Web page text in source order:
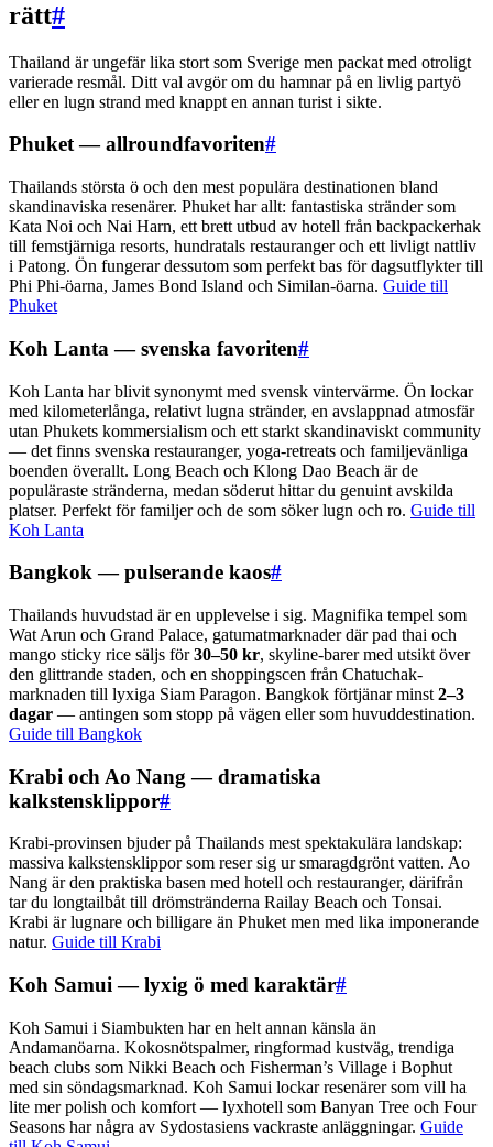
rätt#
Thailand är ungefär lika stort som Sverige men packat med otroligt
varierade resmål. Ditt val avgör om du hamnar på en livlig partyö
eller en lugn strand med knappt en annan turist i sikte.
Phuket — allroundfavoriten#
Thailands största ö och den mest populära destinationen bland
skandinaviska resenärer. Phuket har allt: fantastiska stränder som
Kata Noi och Nai Harn, ett brett utbud av hotell från backpackerhak
till femstjärniga resorts, hundratals restauranger och ett livligt nattliv
i Patong. Ön fungerar dessutom som perfekt bas för dagsutflykter till
Phi Phi-öarna, James Bond Island och Similan-öarna. Guide till
Phuket
Koh Lanta — svenska favoriten#
Koh Lanta har blivit synonymt med svensk vintervärme. Ön lockar
med kilometerlånga, relativt lugna stränder, en avslappnad atmosfär
utan Phukets kommersialism och ett starkt skandinaviskt community
— det finns svenska restauranger, yoga-retreats och familjevänliga
boenden överallt. Long Beach och Klong Dao Beach är de
populäraste stränderna, medan söderut hittar du genuint avskilda
platser. Perfekt för familjer och de som söker lugn och ro. Guide till
Koh Lanta
Bangkok — pulserande kaos#
Thailands huvudstad är en upplevelse i sig. Magnifika tempel som
Wat Arun och Grand Palace, gatumatmarknader där pad thai och
mango sticky rice säljs för30–50 kr, skyline-barer med utsikt över
den glittrande staden, och en shoppingscen från Chatuchak-
marknaden till lyxiga Siam Paragon. Bangkok förtjänar minst 2–3
dagar — antingen som stopp på vägen eller som huvuddestination.
Guide till Bangkok
Krabi och Ao Nang — dramatiska
kalkstensklippor#
Krabi-provinsen bjuder på Thailands mest spektakulära landskap:
massiva kalkstensklippor som reser sig ur smaragdgrönt vatten. Ao
Nang är den praktiska basen med hotell och restauranger, därifrån
tar du longtailbåt till drömstränderna Railay Beach och Tonsai.
Krabi är lugnare och billigare än Phuket men med lika imponerande
natur. Guide till Krabi
Koh Samui — lyxig ö med karaktär#
Koh Samui i Siambukten har en helt annan känsla än
Andamanöarna. Kokosnötspalmer, ringformad kustväg, trendiga
beach clubs som Nikki Beach och Fisherman’s Village i Bophut
med sin söndagsmarknad. Koh Samui lockar resenärer som vill ha
lite mer polish och komfort — lyxhotell som Banyan Tree och Four
Seasons har några av Sydostasiens vackraste anläggningar. Guide